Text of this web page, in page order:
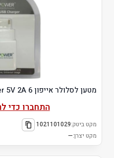
מטען לסלולר אייפון 6 Xpower 5V 2A
התחברו כדי
מקט ביטק:1021101029
מקט יצרן:—